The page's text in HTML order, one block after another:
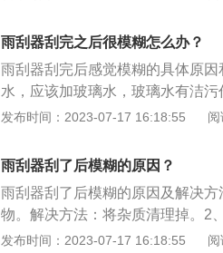
雾性能：玻璃表层会形成一层单分
风挡玻璃清澈透明，视野清晰。
雨刮器刮完之后很模糊怎么办？
雨刮器刮完后感觉模糊的具体原
水，应该加玻璃水，玻璃水有洁
刮器擦净雨刮器片即可。3、由于
看是否是雨刷器硬化或雨刷器胶条
能恢复正常使用。
发布时间：2023-07-17 16:18:55
雨刮器刮了后模糊的原因？
雨刮器刮了后模糊的原因及解决
物。解决方法：将杂质清理掉。2
角度。3、雨刮器的老化程度严重
发布时间：2023-07-17 16:18:55